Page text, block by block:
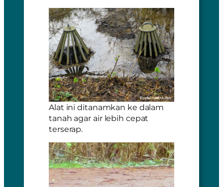
Alat ini ditanamkan ke dalam
tanah agar air lebih cepat
terserap.